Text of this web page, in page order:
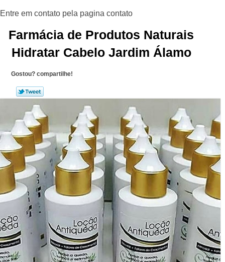
Farmácia de Produtos Naturais
Hidratar Cabelo Jardim Álamo
Gostou? compartilhe!